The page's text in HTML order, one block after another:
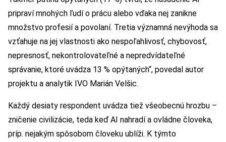
pripraví mnohých ľudí o prácu alebo vďaka nej zanikne
množstvo profesií a povolaní. Tretia významná nevýhoda sa
vzťahuje na jej vlastnosti ako nespoľahlivosť, chybovosť,
nepresnosť, nekontrolovateľné a nepredvídateľné
správanie, ktoré uvádza 13 % opýtaných“, povedal autor
projektu a analytik IVO Marián Velšic.
Každý desiaty respondent uvádza tiež všeobecnú hrozbu –
zničenie civilizácie, teda keď AI nahradí a ovládne človeka,
príp. nejakým spôsobom človeku ublíži. K týmto